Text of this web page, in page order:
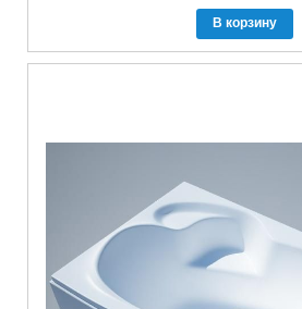
В корзину